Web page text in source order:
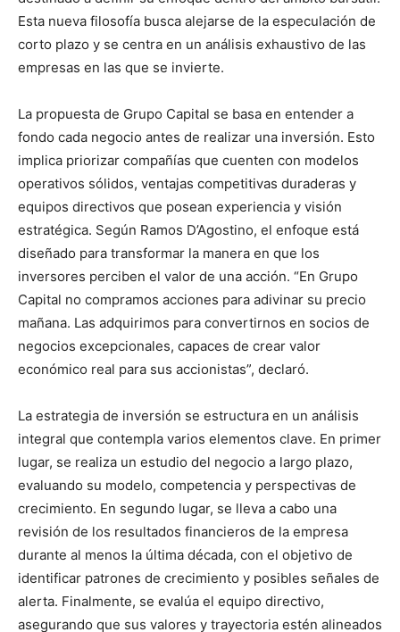
Esta nueva filosofía busca alejarse de la especulación de
corto plazo y se centra en un análisis exhaustivo de las
empresas en las que se invierte.
La propuesta de Grupo Capital se basa en entender a
fondo cada negocio antes de realizar una inversión. Esto
implica priorizar compañías que cuenten con modelos
operativos sólidos, ventajas competitivas duraderas y
equipos directivos que posean experiencia y visión
estratégica. Según Ramos D’Agostino, el enfoque está
diseñado para transformar la manera en que los
inversores perciben el valor de una acción. “En Grupo
Capital no compramos acciones para adivinar su precio
mañana. Las adquirimos para convertirnos en socios de
negocios excepcionales, capaces de crear valor
económico real para sus accionistas”, declaró.
La estrategia de inversión se estructura en un análisis
integral que contempla varios elementos clave. En primer
lugar, se realiza un estudio del negocio a largo plazo,
evaluando su modelo, competencia y perspectivas de
crecimiento. En segundo lugar, se lleva a cabo una
revisión de los resultados financieros de la empresa
durante al menos la última década, con el objetivo de
identificar patrones de crecimiento y posibles señales de
alerta. Finalmente, se evalúa el equipo directivo,
asegurando que sus valores y trayectoria estén alineados